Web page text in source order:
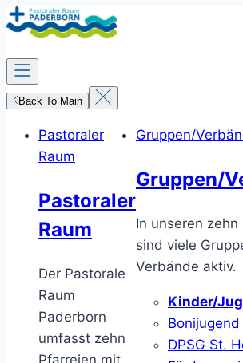
Zum
Inhalt
springen
Back To Main
Pastoraler
Raum
Pastoraler
Raum
Der Pastorale
Raum
Paderborn
umfasst zehn
Pfarreien mit
Gruppen/
Gruppen/
In unseren zehn
sind viele
Verbände aktiv.
Kinder/
Bonijugend
DPSG St.